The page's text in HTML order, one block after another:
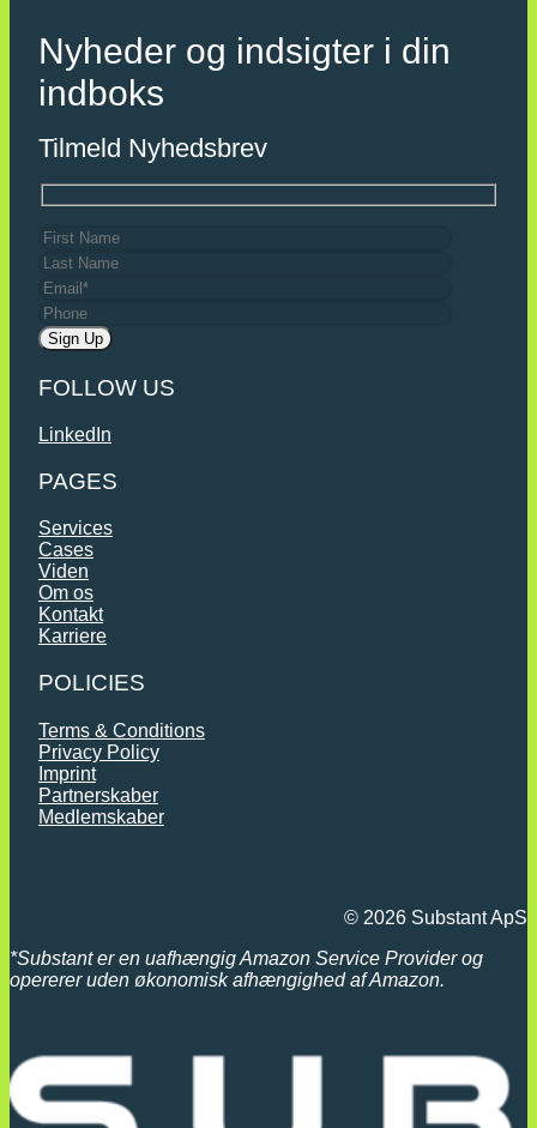
Nyheder og indsigter i din
indboks
Tilmeld Nyhedsbrev
FOLLOW US
LinkedIn
PAGES
Services
Cases
Viden
Om os
Kontakt
Karriere
POLICIES
Terms & Conditions
Privacy Policy
Imprint
Partnerskaber
Medlemskaber
© 2026 Substant ApS
*Substant er en uafhængig Amazon Service Provider og
opererer uden økonomisk afhængighed af Amazon.